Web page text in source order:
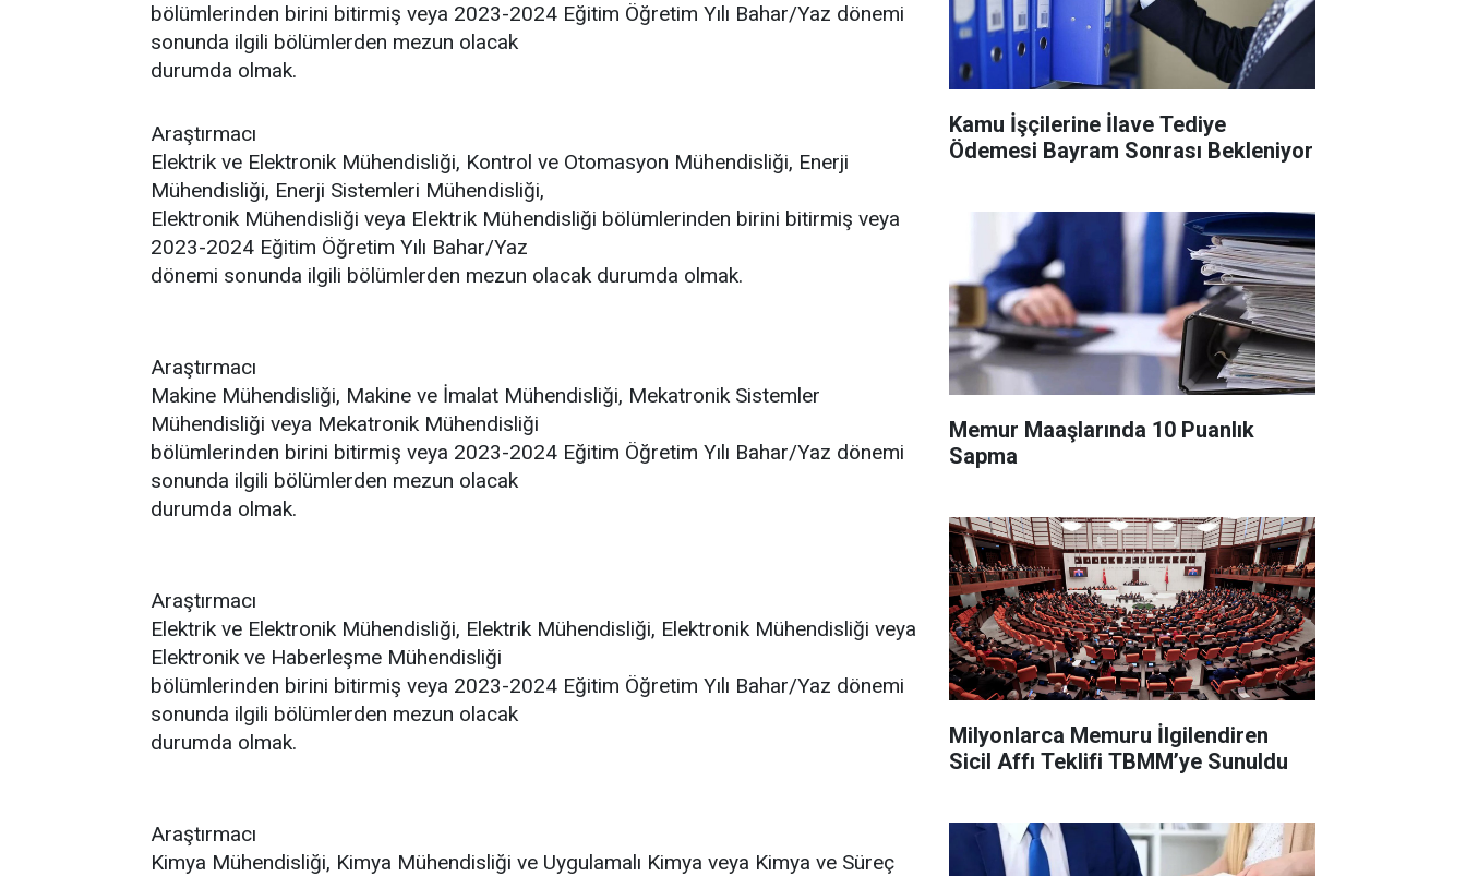
bölümlerinden birini bitirmiş veya 2023-2024 Eğitim Öğretim Yılı Bahar/Yaz dönemi
sonunda ilgili bölümlerden mezun olacak
durumda olmak.
Araştırmacı
Elektrik ve Elektronik Mühendisliği, Kontrol ve Otomasyon Mühendisliği, Enerji
Mühendisliği, Enerji Sistemleri Mühendisliği,
Elektronik Mühendisliği veya Elektrik Mühendisliği bölümlerinden birini bitirmiş veya
2023-2024 Eğitim Öğretim Yılı Bahar/Yaz
dönemi sonunda ilgili bölümlerden mezun olacak durumda olmak.
Araştırmacı
Makine Mühendisliği, Makine ve İmalat Mühendisliği, Mekatronik Sistemler
Mühendisliği veya Mekatronik Mühendisliği
bölümlerinden birini bitirmiş veya 2023-2024 Eğitim Öğretim Yılı Bahar/Yaz dönemi
sonunda ilgili bölümlerden mezun olacak
durumda olmak.
Araştırmacı
Elektrik ve Elektronik Mühendisliği, Elektrik Mühendisliği, Elektronik Mühendisliği veya
Elektronik ve Haberleşme Mühendisliği
bölümlerinden birini bitirmiş veya 2023-2024 Eğitim Öğretim Yılı Bahar/Yaz dönemi
sonunda ilgili bölümlerden mezun olacak
durumda olmak.
Araştırmacı
Kimya Mühendisliği, Kimya Mühendisliği ve Uygulamalı Kimya veya Kimya ve Süreç
Kamu İşçilerine İlave Tediye
Ödemesi Bayram Sonrası Bekleniyor
Memur Maaşlarında 10 Puanlık
Sapma
Milyonlarca Memuru İlgilendiren
Sicil Affı Teklifi TBMM’ye Sunuldu